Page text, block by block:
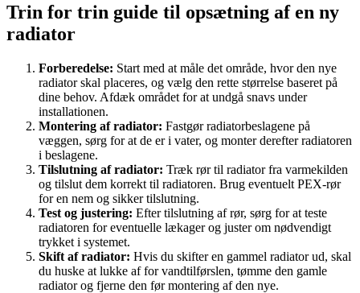
Trin for trin guide til opsætning af en ny
radiator
Forberedelse: Start med at måle det område, hvor den nye
radiator skal placeres, og vælg den rette størrelse baseret på
dine behov. Afdæk området for at undgå snavs under
installationen.
Montering af radiator: Fastgør radiatorbeslagene på
væggen, sørg for at de er i vater, og monter derefter radiatoren
i beslagene.
Tilslutning af radiator: Træk rør til radiator fra varmekilden
og tilslut dem korrekt til radiatoren. Brug eventuelt PEX-rør
for en nem og sikker tilslutning.
Test og justering: Efter tilslutning af rør, sørg for at teste
radiatoren for eventuelle lækager og juster om nødvendigt
trykket i systemet.
Skift af radiator: Hvis du skifter en gammel radiator ud, skal
du huske at lukke af for vandtilførslen, tømme den gamle
radiator og fjerne den før montering af den nye.